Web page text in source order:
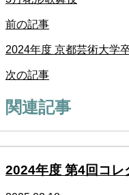
前の記事
2024年度 京都芸術大学
次の記事
関連記事
2024年度 第4回コレ